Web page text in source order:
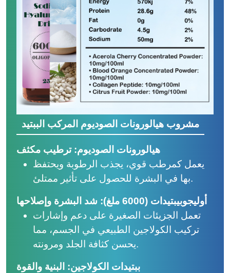
مشروب هيالورونات الصوديوم المركب الببتيد
هيالورونات الصوديوم: ترطيب مكثف
يعمل كمرطب قوي، يجذب الرطوبة ويحتفظ
بها في البشرة للحصول على تأثير ممتلئ.
أوليجوبيبتيدات (6000 ملغ): شد البشرة وإصلاحها
تعمل الجزيئات الصغيرة على دعم وإشارات
تركيب الكولاجين الطبيعي في الجسم، مما
يحسن كثافة الجلد ومرونته.
ببتيدات الكولاجين: البنية والقوة